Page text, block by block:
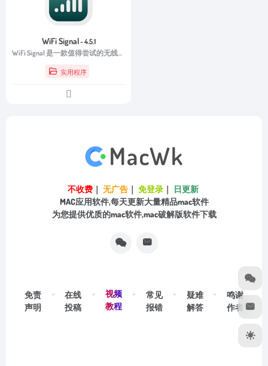
WiFi Signal- 4.5.1
WiFi Signal 是一款值得尝试的无线网络监控工具。它能够实时显示当前 Wi-Fi 的各项运行状态，并帮助用户快速发现和排查无线网络问题。
实用程序
不收费 ｜ 无广告 ｜ 免登录 ｜
日更新
MAC应用软件,每天更新大量精品mac软件
为您提供优质的mac软件,mac破解版软件下载
免责
声明
在线
投稿
视频
教程
常见
报错
疑难
解答
鸣谢
作者